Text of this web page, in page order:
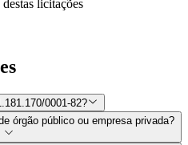
licitações
0001-82?
órgão público ou empresa privada?